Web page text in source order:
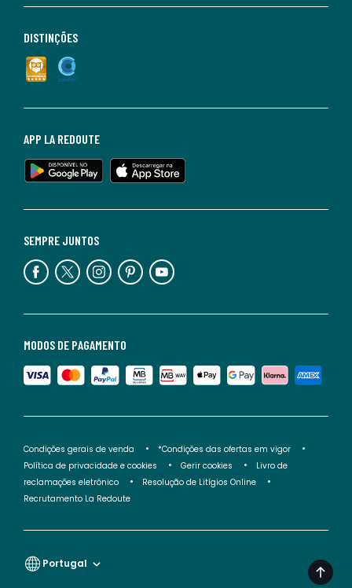
MODOS DE PAGAMENTO
SEMPRE JUNTOS
APP LA REDOUTE
DISTINÇÕES
Condições gerais de venda
*Condições das ofertas em vigor
Política de privacidade e cookies
Gerir cookies
Livro de
reclamações eletrónico
Resolução de Litígios Online
Recrutamento La Redoute
Portugal